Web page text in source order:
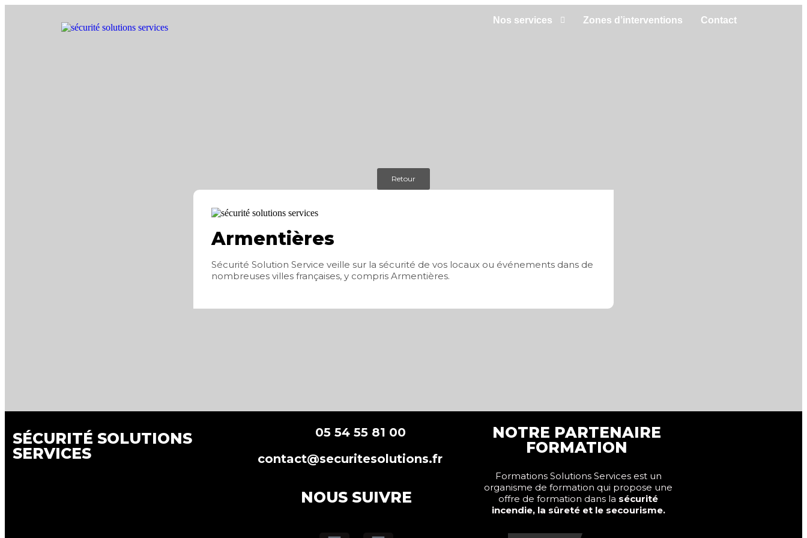
Nos services Zones d’interventions Contact
Retour
Armentières
Sécurité Solution Service veille sur la sécurité de vos locaux ou événements dans de
nombreuses villes françaises, y compris Armentières.
SÉCURITÉ SOLUTIONS
SERVICES
05 54 55 81 00
contact@securitesolutions.fr
NOUS SUIVRE
NOTRE PARTENAIRE
FORMATION
Formations Solutions Services est un
organisme de formation qui propose une
offre de formation dans la sécurité
incendie, la sûreté et le secourisme.